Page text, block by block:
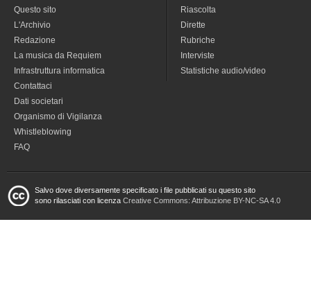
Questo sito
L'Archivio
Redazione
La musica da Requiem
Infrastruttura informatica
Contattaci
Dati societari
Organismo di Vigilanza
Whistleblowing
FAQ
Riascolta
Dirette
Rubriche
Interviste
Statistiche audio/video
Salvo dove diversamente specificato i file pubblicati su questo sito
sono rilasciati con licenza Creative Commons: Attribuzione BY-NC-SA 4.0